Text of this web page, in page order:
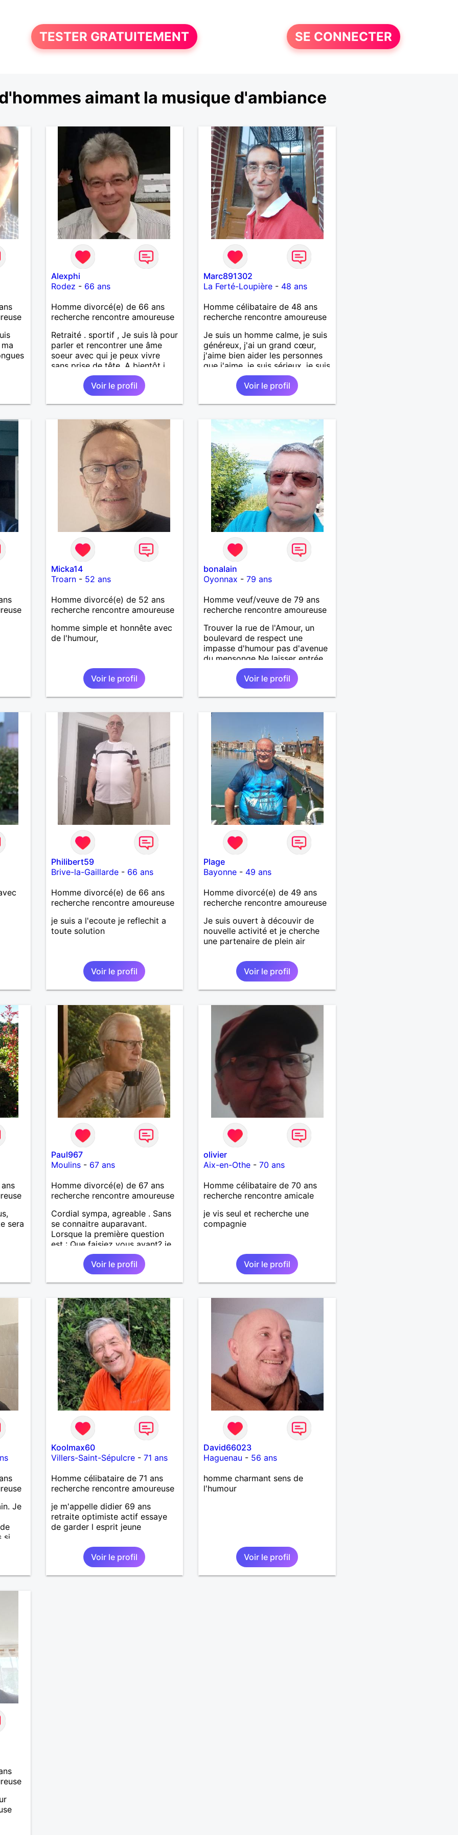
TESTER GRATUITEMENT SE CONNECTER
aimant la musique d'ambiance
»
que
et
le
Alexphi
Rodez - 66 ans
Homme divorcé(e) de 66 ans
recherche rencontre amoureuse
Retraité . sportif , Je suis là pour
parler et rencontrer une âme
soeur avec qui je peux vivre
sans prise de tête. A bientôt j
espère . Amicalement
Voir le profil
Marc891302
La Ferté-Loupière - 48 ans
Homme célibataire de 48 ans
recherche rencontre amoureuse
Je suis un homme calme, je suis
généreux, j'ai un grand cœur,
j'aime bien aider les personnes
que j'aime, je suis sérieux, je suis
sincère, je suis honnête, j'aime
pas qu'on joue avec moi et
j'aime pas les mensonges. Je
cherche une relation amoureuse
Voir le profil
Micka14
Troarn- 52 ans
Homme divorcé(e) de 52 ans
recherche rencontre amoureuse
homme simple et honnête avec
de l'humour,
Voir le profil
bonalain
Oyonnax -79 ans
Homme veuf/veuve de 79 ans
recherche rencontre amoureuse
Trouver la rue de l'Amour, un
boulevard de respect une
impasse d'humour pas d'avenue
du mensonge Ne laisser entrée
dans mon jardin de mon coeur
que ceux qui ont des plantes à y
planter Alain
Voir le profil
Philibert59
Brive-la-Gaillarde- 66 ans
Homme divorcé(e) de 66 ans
recherche rencontre amoureuse
je suis a l'ecoute je reflechit a
toute solution
Voir le profil
Plage
Bayonne - 49 ans
Homme divorcé(e) de 49 ans
recherche rencontre amoureuse
Je suis ouvert à découvir de
nouvelle activité et je cherche
une partenaire de plein air
Voir le profil
sera
Paul967
Moulins- 67 ans
Homme divorcé(e) de 67 ans
recherche rencontre amoureuse
Cordial sympa, agreable . Sans
se connaitre auparavant.
Lorsque la première question
est : Que faisiez vous avant? je
ne donne pas suite. Je suis
vintage désolé , on commence
par bonjour .......... Un minimum
...... Je ne suis pas docteur ,
philantrope, mécène.
Voir le profil
olivier
Aix-en-Othe -70 ans
Homme célibataire de 70 ans
recherche rencontre amicale
je vis seul et recherche une
compagnie
Voir le profil
Je
si
et
petit
trop
je le
Koolmax60
Villers-Saint-Sépulcre- 71 ans
Homme célibataire de 71 ans
recherche rencontre amoureuse
je m'appelle didier 69 ans
retraite optimiste actif essaye
de garder l esprit jeune
Voir le profil
David66023
Haguenau - 56 ans
homme charmant sens de
l'humour
Voir le profil